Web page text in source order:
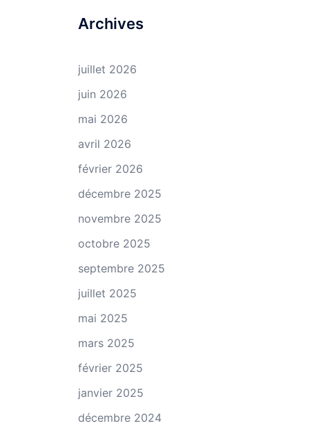
Archives
juillet 2026
juin 2026
mai 2026
avril 2026
février 2026
décembre 2025
novembre 2025
octobre 2025
septembre 2025
juillet 2025
mai 2025
mars 2025
février 2025
janvier 2025
décembre 2024